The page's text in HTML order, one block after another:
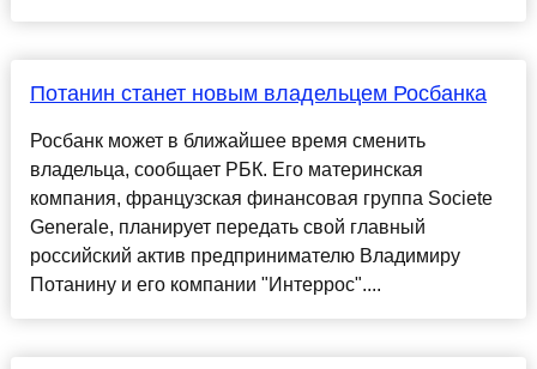
Потанин станет новым владельцем Росбанка
Росбанк может в ближайшее время сменить
владельца, сообщает РБК. Его материнская
компания, французская финансовая группа Societe
Generale, планирует передать свой главный
российский актив предпринимателю Владимиру
Потанину и его компании "Интеррос"....